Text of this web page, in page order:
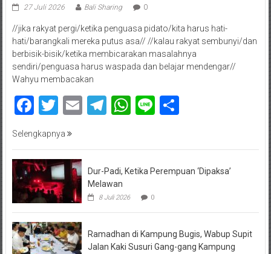
27 Juli 2026 Bali Sharing 0
//jika rakyat pergi/ketika penguasa pidato/kita harus hati-
hati/barangkali mereka putus asa// //kalau rakyat sembunyi/dan
berbisik-bisik/ketika membicarakan masalahnya
sendiri/penguasa harus waspada dan belajar mendengar//
Wahyu membacakan
Facebook
Twitter
EmailTelegram
WhatsApp
LineShare
Selengkapnya
Dur-Padi, Ketika Perempuan ‘Dipaksa’
Melawan
8 Juli 2026 0
Ramadhan di Kampung Bugis, Wabup Supit
Jalan Kaki Susuri Gang-gang Kampung